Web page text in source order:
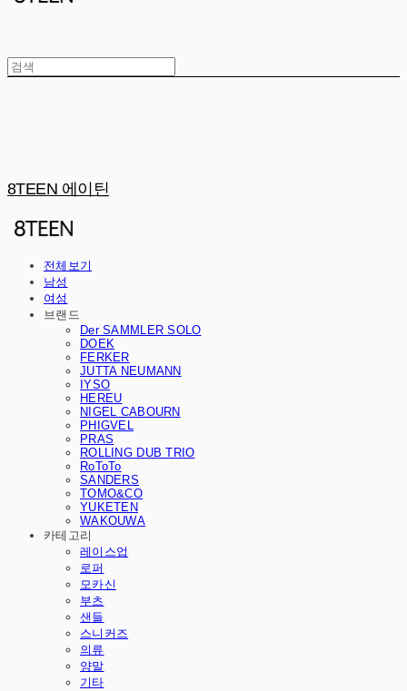
8TEEN 에이틴
전체보기
남성
여성
브랜드
Der SAMMLER SOLO
DOEK
FERKER
JUTTA NEUMANN
IYSO
HEREU
NIGEL CABOURN
PHIGVEL
PRAS
ROLLING DUB TRIO
RoToTo
SANDERS
TOMO&CO
YUKETEN
WAKOUWA
카테고리
레이스업
로퍼
모카신
부츠
샌들
스니커즈
의류
양말
기타